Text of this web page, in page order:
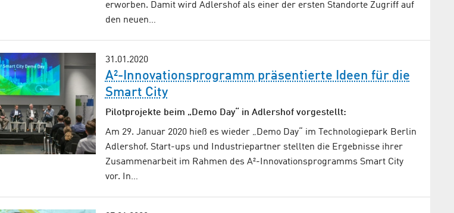
erworben. Damit wird Adlershof als einer der ersten Standorte Zugriff auf
den neuen…
31.01.2020
A²-Innovationsprogramm präsentierte Ideen für die
Smart City
Pilotprojekte beim „Demo Day“ in Adlershof vorgestellt:
Am 29. Januar 2020 hieß es wieder „Demo Day“ im Technologiepark Berlin
Adlershof. Start-ups und Industriepartner stellten die Ergebnisse ihrer
Zusammenarbeit im Rahmen des A²-Innovationsprogramms Smart City
vor. In…